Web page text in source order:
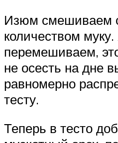
Изюм смешиваем
количеством
перемешиваем,
не осесть на дне
равномерно
тесту.
Теперь в тесто